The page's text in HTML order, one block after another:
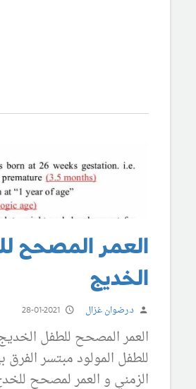
العمر المصحح
الخديج
د.رضوان غزال 28-01-2021
العمر المصحح للطفل
للطفل المولود مبتسر الفرق
الزمني و العمر لمصحح